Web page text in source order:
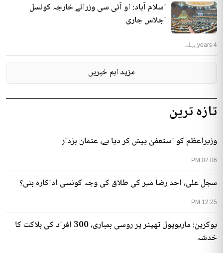
تازہ ترین
02:06 PM
وزیراعظم کو استعفیٰ پیش کر دیا ہے، عثمان بزدار
12:25 PM
سجل علی، احد رضا میر کی طلاق کی وجہ کونسی اداکارہ بنی؟
یوکرین: ماریوپول تھیٹر پر روسی بمباری، 300 افراد کی ہلاکت کا
خدشہ
اسلام آباد: او آئی سی وزرائے خارجہ کونسل
اجلاس جاری
4 years پہلے
مزید اہم خبریں